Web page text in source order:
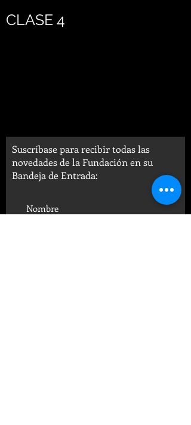
CLASE 4
Suscríbase para recibir todas las
novedades de la Fundación en su
Bandeja de Entrada: